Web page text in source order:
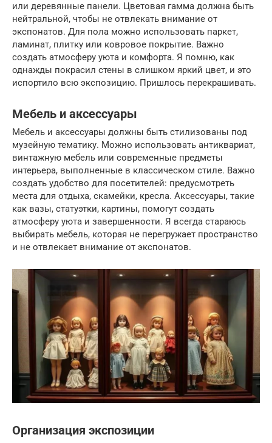
или деревянные панели. Цветовая гамма должна быть
нейтральной, чтобы не отвлекать внимание от
экспонатов. Для пола можно использовать паркет,
ламинат, плитку или ковровое покрытие. Важно
создать атмосферу уюта и комфорта. Я помню, как
однажды покрасил стены в слишком яркий цвет, и это
испортило всю экспозицию. Пришлось перекрашивать.
Мебель и аксессуары
Мебель и аксессуары должны быть стилизованы под
музейную тематику. Можно использовать антиквариат,
винтажную мебель или современные предметы
интерьера, выполненные в классическом стиле. Важно
создать удобство для посетителей: предусмотреть
места для отдыха, скамейки, кресла. Аксессуары, такие
как вазы, статуэтки, картины, помогут создать
атмосферу уюта и завершенности. Я всегда стараюсь
выбирать мебель, которая не перегружает пространство
и не отвлекает внимание от экспонатов.
Организация экспозиции